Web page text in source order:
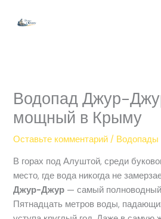
Водопад Джур-
мощный в Крыму
Оставьте комментарий / Водопады
В горах под Алуштой, среди
место, где вода никогда не
Джур-Джур — самый
Пятнадцать метров воды,